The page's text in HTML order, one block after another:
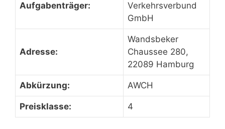
Aufgabenträger:
Verkehrsverbund
GmbH
Adresse:
Wandsbeker
Chaussee 280,
22089 Hamburg
Abkürzung: AWCH
Preisklasse: 4